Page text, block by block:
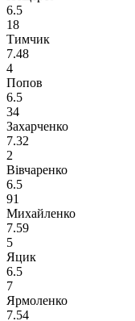
6.5
18
Тимчик
7.48
4
Попов
6.5
34
Захарченко
7.32
2
Вівчаренко
6.5
91
Михайленко
7.59
5
Яцик
6.5
7
Ярмоленко
7.54